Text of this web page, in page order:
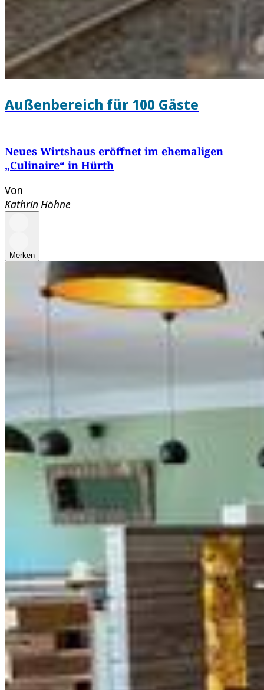
Außenbereich für 100 Gäste
Neues Wirtshaus eröffnet im ehemaligen
„Culinaire“ in Hürth
Von
Kathrin Höhne
Merken